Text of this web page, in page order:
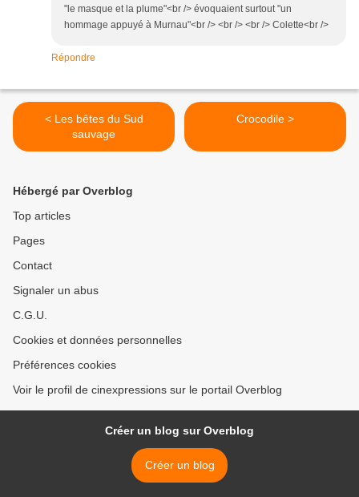
"le masque et la plume"<br /> évoquaient surtout "un
hommage appuyé à Murnau"<br /> <br /> <br /> Colette<br />
Répondre
< Les bêtes du Sud
sauvage
Crocodile >
Hébergé par Overblog
Top articles
Pages
Contact
Signaler un abus
C.G.U.
Cookies et données personnelles
Préférences cookies
Voir le profil de cinexpressions sur le portail Overblog
Créer un blog sur Overblog
Créer un blog